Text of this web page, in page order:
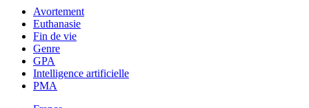
Avortement
Euthanasie
Fin de vie
Genre
GPA
Intelligence artificielle
PMA